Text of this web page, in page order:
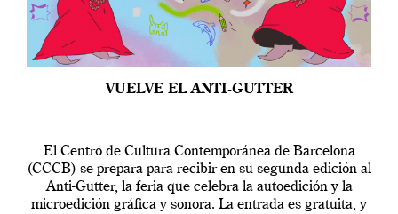
VUELVE EL ANTI-GUTTER
El Centro de Cultura Contemporánea de Barcelona
(CCCB) se prepara para recibir en su segunda edición al
Anti-Gutter, la feria que celebra la autoedición y la
microedición gráfica y sonora. La entrada es gratuita, y